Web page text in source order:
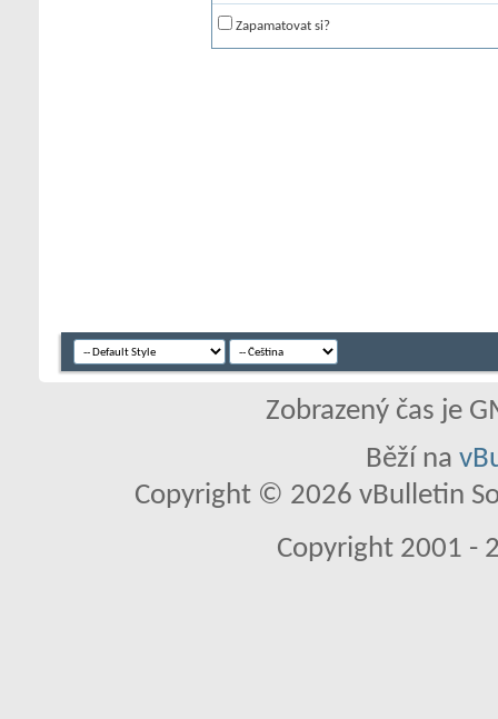
Zapamatovat si?
Zobrazený čas je
Běží na
Copyright © 2026 vBulletin
Copyright 2001 -